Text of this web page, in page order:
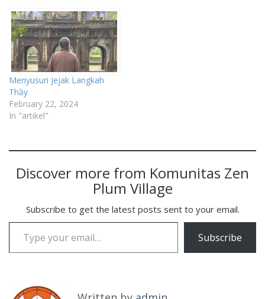
Menyusuri Jejak Langkah
Thầy
February 22, 2024
In "artikel"
Discover more from Komunitas Zen
Plum Village
Subscribe to get the latest posts sent to your email.
Type your email…
Subscribe